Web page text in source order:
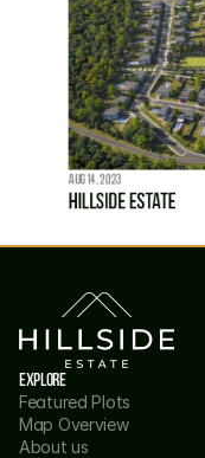
Aug 14, 2023
Hillside Estate
Explore
Featured Plots
Map Overview
About us